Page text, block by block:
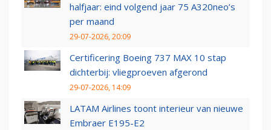
halfjaar: eind volgend jaar 75 A320neo’s
per maand
29-07-2026, 20:09
Certificering Boeing 737 MAX 10 stap
dichterbij: vliegproeven afgerond
29-07-2026, 14:09
LATAM Airlines toont interieur van nieuwe
Embraer E195-E2